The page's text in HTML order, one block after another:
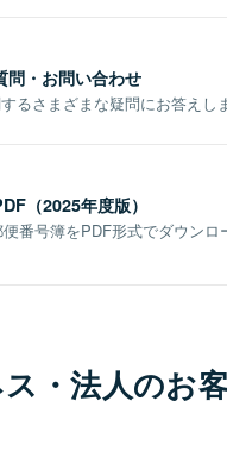
問・お問い合わせ
るさまざまな疑問にお答えし
（2025年度版）
番号簿をPDF形式でダウンロ
・法人のお